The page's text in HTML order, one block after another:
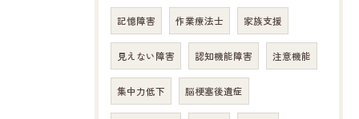
記憶障害 作業療法士 家族支援
見えない障害 認知機能障害 注意機能
集中力低下 脳梗塞後遺症
お問い合わせはこちら